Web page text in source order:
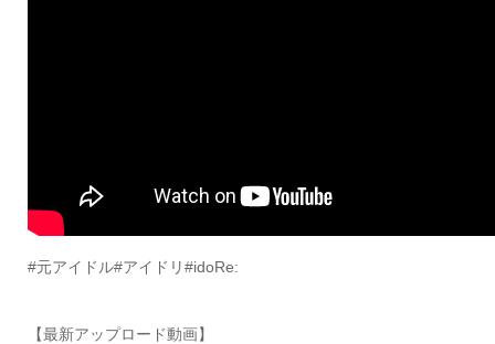
#元アイドル#アイドリ#idoRe:
【最新アップロード動画】